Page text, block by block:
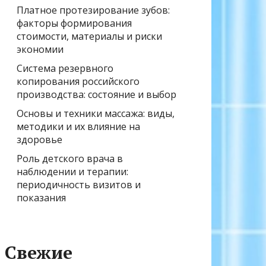
Платное протезирование зубов:
факторы формирования
стоимости, материалы и риски
экономии
Система резервного
копирования российского
производства: состояние и выбор
Основы и техники массажа: виды,
методики и их влияние на
здоровье
Роль детского врача в
наблюдении и терапии:
периодичность визитов и
показания
Свежие